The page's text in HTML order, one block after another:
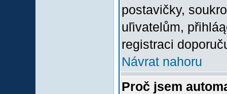
postavičky,
uľivatelům,
registraci
Návrat nahoru
Proč jsem